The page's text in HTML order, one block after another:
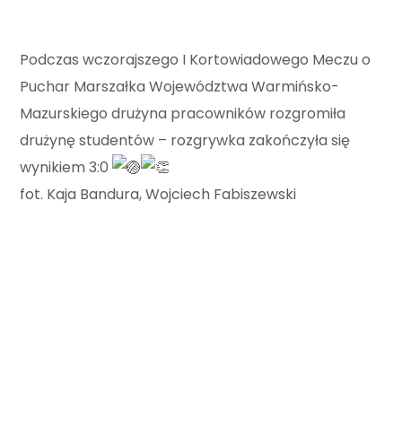
Podczas wczorajszego I Kortowiadowego Meczu o
Puchar Marszałka Województwa Warmińsko-
Mazurskiego drużyna pracowników rozgromiła
drużynę studentów – rozgrywka zakończyła się
wynikiem 3:0
fot. Kaja Bandura, Wojciech Fabiszewski